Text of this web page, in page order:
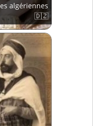
algériennes
🇩🇿